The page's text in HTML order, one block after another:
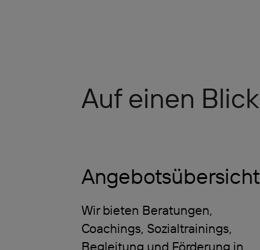
Auf einen Blick
Angebotsübersicht
Wir bieten Beratungen,
Coachings, Sozialtrainings,
Begleitung und Förderung in